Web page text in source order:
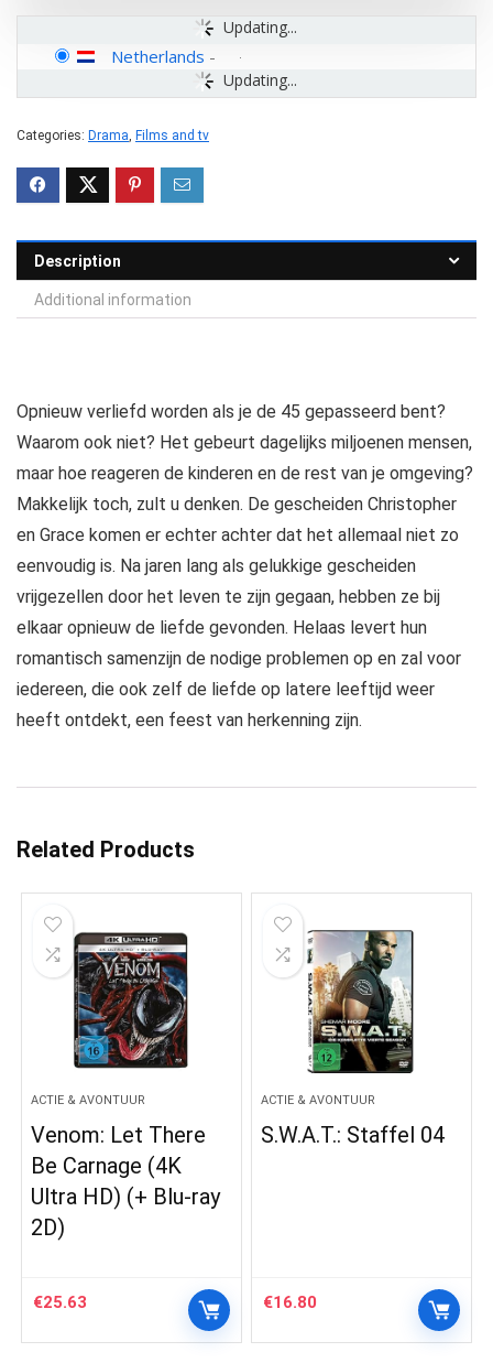
Updating...
Updating...
Netherlands -
Categories: Drama, Films and tv
Description
Additional information
Opnieuw verliefd worden als je de 45 gepasseerd bent?
Waarom ook niet? Het gebeurt dagelijks miljoenen mensen,
maar hoe reageren de kinderen en de rest van je omgeving?
Makkelijk toch, zult u denken. De gescheiden Christopher
en Grace komen er echter achter dat het allemaal niet zo
eenvoudig is. Na jaren lang als gelukkige gescheiden
vrijgezellen door het leven te zijn gegaan, hebben ze bij
elkaar opnieuw de liefde gevonden. Helaas levert hun
romantisch samenzijn de nodige problemen op en zal voor
iedereen, die ook zelf de liefde op latere leeftijd weer
heeft ontdekt, een feest van herkenning zijn.
Related Products
ACTIE & AVONTUUR
Venom: Let There
Be Carnage (4K
Ultra HD) (+ Blu-ray
2D)
€25.63
ACTIE & AVONTUUR
S.W.A.T.: Staffel 04
€16.80